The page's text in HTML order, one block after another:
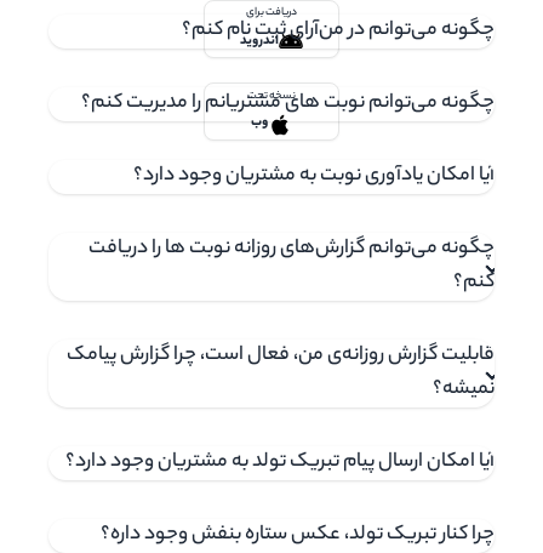
دریافت برای
اندروید
نسخه تحت
وب
چگونه می‌توانم در من‌آرای ثبت‌ نام کنم؟
چگونه می‌توانم نوبت های مشتریانم را مدیریت کنم؟
آیا امکان یادآوری نوبت به مشتریان وجود دارد؟
چگونه می‌توانم گزارش‌های روزانه نوبت ها را دریافت
کنم؟
قابلیت گزارش روزانه‌ی من، فعال است، چرا گزارش پیامک
نمیشه؟
آیا امکان ارسال پیام تبریک تولد به مشتریان وجود دارد؟
چرا کنار تبریک تولد، عکس ستاره بنفش وجود داره؟